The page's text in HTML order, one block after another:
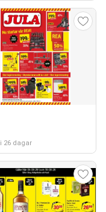
26 dagar